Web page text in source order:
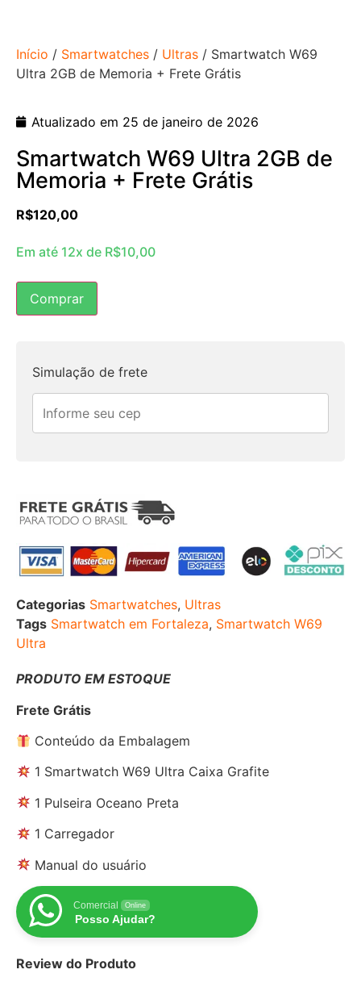
Início / Smartwatches / Ultras / Smartwatch W69
Ultra 2GB de Memoria + Frete Grátis
Atualizado em 25 de janeiro de 2026
Smartwatch W69 Ultra 2GB de
Memoria + Frete Grátis
R$120,00
Em até 12x de R$10,00
Comprar
Simulação de frete
Categorias Smartwatches, Ultras
Tags Smartwatch em Fortaleza, Smartwatch W69
Ultra
PRODUTO EM ESTOQUE
Frete Grátis
Conteúdo da Embalagem
1 Smartwatch W69 Ultra Caixa Grafite
1 Pulseira Oceano Preta
1 Carregador
Manual do usuário
Comercial Online
Posso Ajudar?
Review do Produto